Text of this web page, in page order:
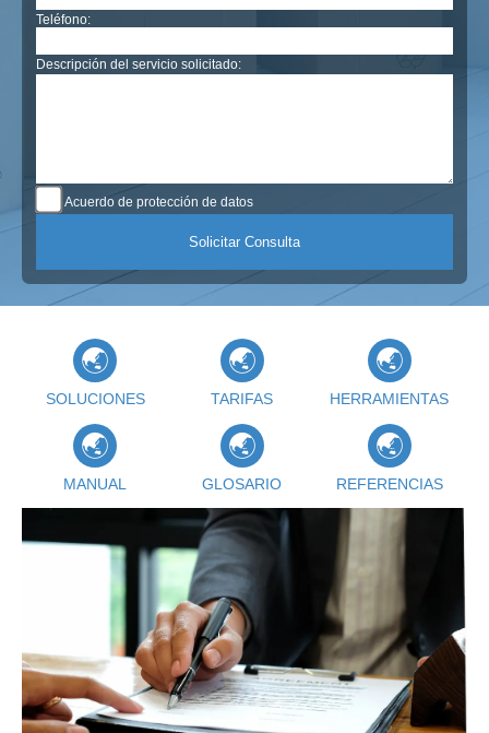
Teléfono:
Descripción del servicio solicitado:
Acuerdo de protección de datos
SOLUCIONES TARIFAS HERRAMIENTAS
MANUAL GLOSARIO REFERENCIAS